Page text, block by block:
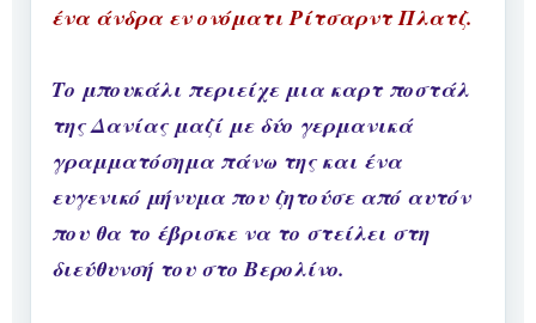
ένα άνδρα εν ονόματι Ρίτσαρντ Πλατζ.
Το μπουκάλι περιείχε μια καρτ ποστάλ
της Δανίας μαζί με δύο γερμανικά
γραμματόσημα πάνω της και ένα
ευγενικό μήνυμα που ζητούσε από αυτόν
που θα το έβρισκε να το στείλει στη
διεύθυνσή του στο Βερολίνο.